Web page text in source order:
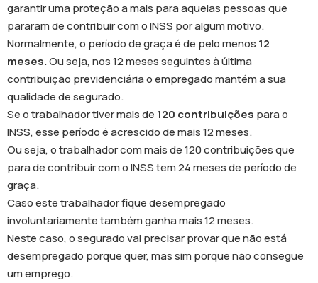
garantir uma proteção a mais para aquelas pessoas que
pararam de contribuir com o INSS por algum motivo.
Normalmente, o período de graça é de pelo menos 12
meses. Ou seja, nos 12 meses seguintes à última
contribuição previdenciária o empregado mantém a sua
qualidade de segurado.
Se o trabalhador tiver mais de 120 contribuições para o
INSS, esse período é acrescido de mais 12 meses.
Ou seja, o trabalhador com mais de 120 contribuições que
para de contribuir com o INSS tem 24 meses de período de
graça.
Caso este trabalhador fique desempregado
involuntariamente também ganha mais 12 meses.
Neste caso, o segurado vai precisar provar que não está
desempregado porque quer, mas sim porque não consegue
um emprego.